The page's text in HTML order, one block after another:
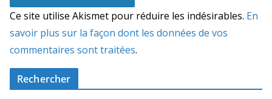
Ce site utilise Akismet pour réduire les indésirables. En
savoir plus sur la façon dont les données de vos
commentaires sont traitées.
Rechercher